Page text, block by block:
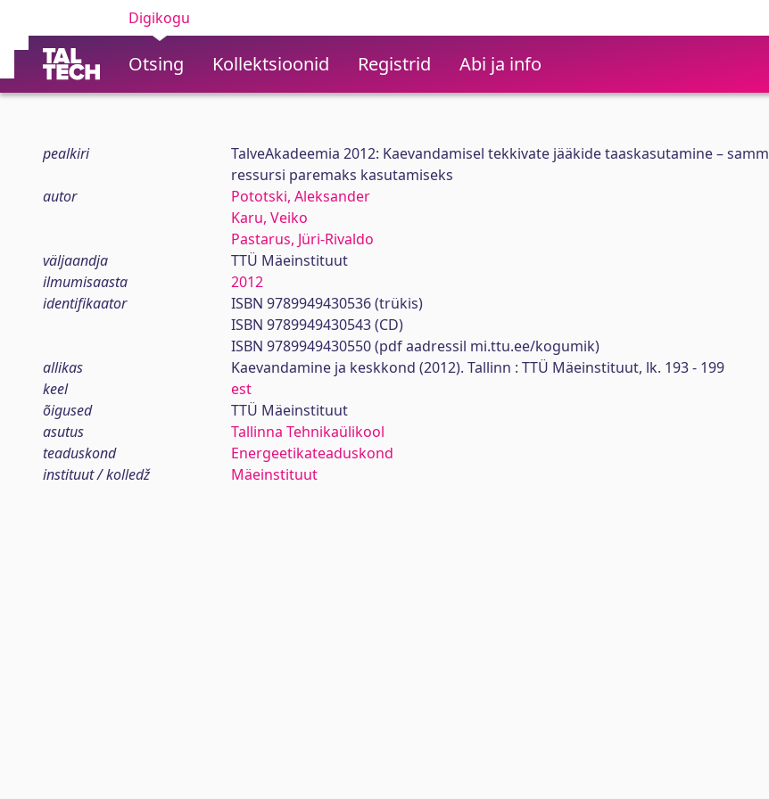
Digikogu
Otsing Kollektsioonid Registrid Abi ja info
pealkiri
TalveAkadeemia 2012: Kaevandamisel tekkivate jääkide taaskasutamine – samm
ressursi paremaks kasutamiseks
autor
Pototski, Aleksander
Karu, Veiko
Pastarus, Jüri-Rivaldo
väljaandja
TTÜ Mäeinstituut
ilmumisaasta
2012
identifikaator
ISBN 9789949430536 (trükis)
ISBN 9789949430543 (CD)
ISBN 9789949430550 (pdf aadressil mi.ttu.ee/kogumik)
allikas
Kaevandamine ja keskkond (2012). Tallinn : TTÜ Mäeinstituut, lk. 193 - 199
keel
est
õigused
TTÜ Mäeinstituut
asutus
Tallinna Tehnikaülikool
teaduskond
Energeetikateaduskond
instituut / kolledž
Mäeinstituut